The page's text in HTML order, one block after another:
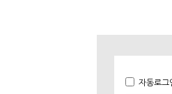
자동로그